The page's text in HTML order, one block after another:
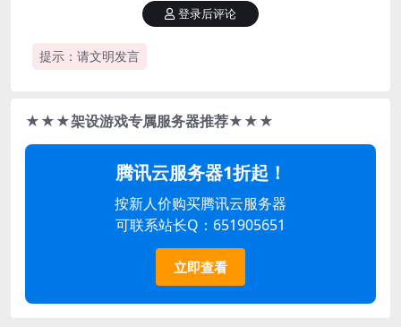
提示：请文明发言
登录后评论
★★★架设游戏专属服务器推荐★★★
腾讯云服务器1折起！
按新人价购买腾讯云服务器
可联系站长Q：651905651
立即查看